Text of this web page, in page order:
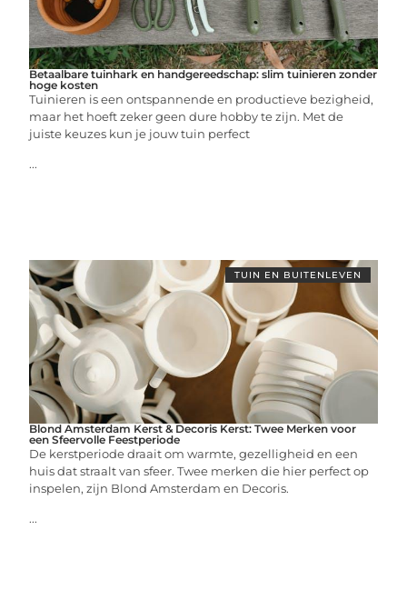
Betaalbare tuinhark en handgereedschap: slim tuinieren zonder
hoge kosten
Tuinieren is een ontspannende en productieve bezigheid,
maar het hoeft zeker geen dure hobby te zijn. Met de
juiste keuzes kun je jouw tuin perfect
...
TUIN EN BUITENLEVEN
Blond Amsterdam Kerst & Decoris Kerst: Twee Merken voor
een Sfeervolle Feestperiode
De kerstperiode draait om warmte, gezelligheid en een
huis dat straalt van sfeer. Twee merken die hier perfect op
inspelen, zijn Blond Amsterdam en Decoris.
...